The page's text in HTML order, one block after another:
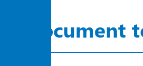
Document